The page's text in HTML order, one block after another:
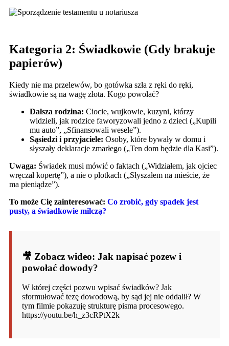
Kategoria 2: Świadkowie (Gdy brakuje
papierów)
Kiedy nie ma przelewów, bo gotówka szła z ręki do ręki,
świadkowie są na wagę złota. Kogo powołać?
Dalsza rodzina: Ciocie, wujkowie, kuzyni, którzy
widzieli, jak rodzice faworyzowali jedno z dzieci („Kupili
mu auto”, „Sfinansowali wesele”).
Sąsiedzi i przyjaciele: Osoby, które bywały w domu i
słyszały deklaracje zmarłego („Ten dom będzie dla Kasi”).
Uwaga: Świadek musi mówić o faktach („Widziałem, jak ojciec
wręczał kopertę”), a nie o plotkach („Słyszałem na mieście, że
ma pieniądze”).
To może Cię zainteresować: Co zrobić, gdy spadek jest
pusty, a świadkowie milczą?
🎥 Zobacz wideo: Jak napisać pozew i
powołać dowody?
W której części pozwu wpisać świadków? Jak
sformułować tezę dowodową, by sąd jej nie oddalił? W
tym filmie pokazuję strukturę pisma procesowego.
https://youtu.be/h_z3cRPtX2k